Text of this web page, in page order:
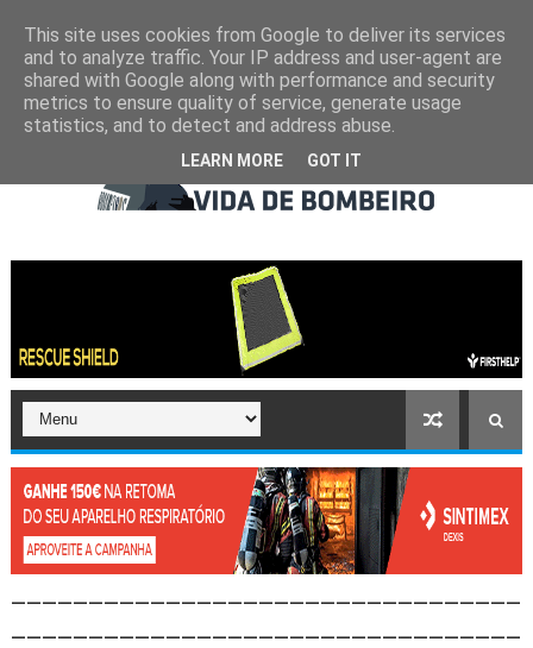
This site uses cookies from Google to deliver its services
and to analyze traffic. Your IP address and user-agent are
shared with Google along with performance and security
metrics to ensure quality of service, generate usage
statistics, and to detect and address abuse.
LEARN MORE GOT IT